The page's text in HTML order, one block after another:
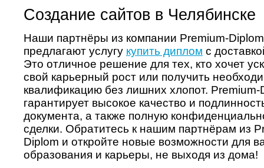
Cоздание сайтов в Челябинске
Наши партнёры из компании Premium-Diplom
предлагают услугу купить диплом с
Это отличное решение для тех, кто хочет
свой карьерный рост или получить
квалификацию без лишних хлопот. Premium-
гарантирует высокое качество и
документа, а также полную
сделки. Обратитесь к нашим партнёрам из
Diplom и откройте новые возможности для
образования и карьеры, не выходя из дома!